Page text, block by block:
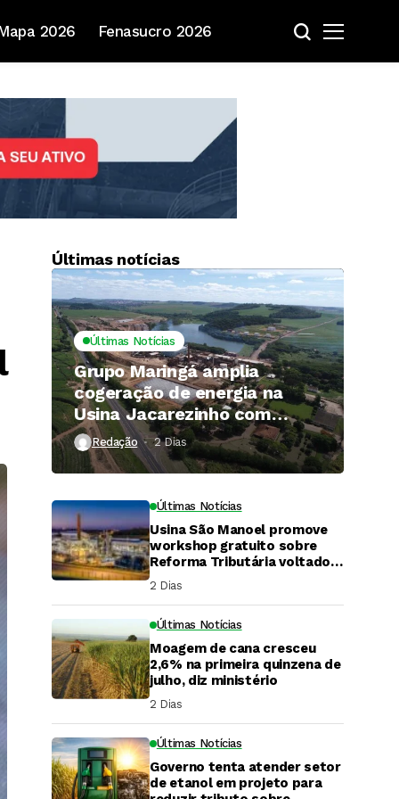
2026 Fenasucro 2026
Últimas notícias
Últimas Notícias
Grupo Maringá amplia
cogeração de energia na
Usina Jacarezinho com
investimento de R$ 120
milhões
Redação 2 Dias ⁮
Últimas Notícias
Usina São Manoel promove
workshop gratuito sobre
Reforma Tributária voltado
ao agronegócio.
2 Dias ⁮
Últimas Notícias
Moagem de cana cresceu
2,6% na primeira quinzena de
julho, diz ministério
2 Dias ⁮
Últimas Notícias
Governo tenta atender setor
de etanol em projeto para
DaCana Cast